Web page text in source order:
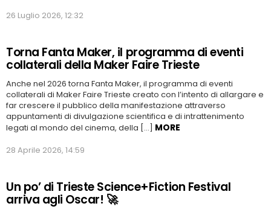
26 Luglio 2026, 12:32
Torna Fanta Maker, il programma di eventi
collaterali della Maker Faire Trieste
Anche nel 2026 torna Fanta Maker, il programma di eventi
collaterali di Maker Faire Trieste creato con l’intento di allargare e
far crescere il pubblico della manifestazione attraverso
appuntamenti di divulgazione scientifica e di intrattenimento
legati al mondo del cinema, della […] MORE
28 Aprile 2026, 14:59
Un po’ di Trieste Science+Fiction Festival
arriva agli Oscar! 🚀